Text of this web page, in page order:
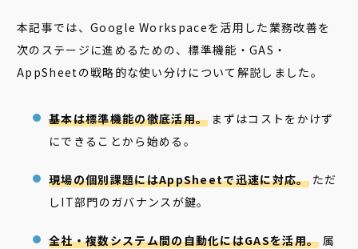
本記事では、Google Workspaceを活用した業務改善を
次のステージに進めるための、標準機能・GAS・
AppSheetの戦略的な使い分けについて解説しました。
基本は標準機能の徹底活用。 まずはコストをかけず
にできることから始める。
現場の個別課題にはAppSheetで迅速に対応。ただ
しIT部門のガバナンスが鍵。
全社・複数システム間の自動化にはGASを活用。 属